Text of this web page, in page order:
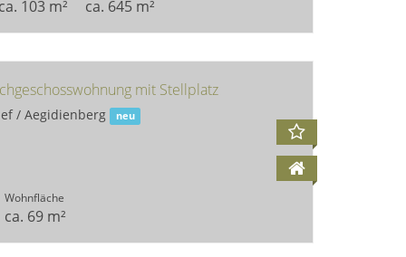
Wohnbereich, KI-generiert
103 m² ca. 645 m²
mit Stellplatz
/ Aegidienberg neu
Wohnfläche
ca. 69 m²